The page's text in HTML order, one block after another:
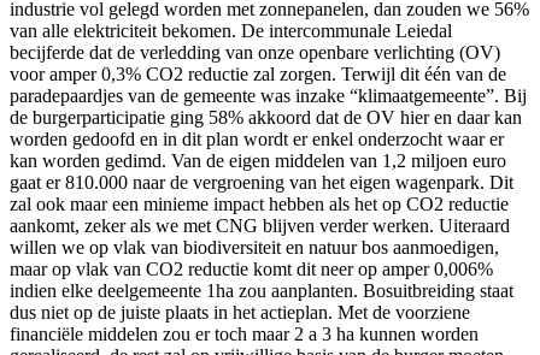
industrie vol gelegd worden met zonnepanelen, dan zouden we 56%
van alle elektriciteit bekomen. De intercommunale Leiedal
becijferde dat de verledding van onze openbare verlichting (OV)
voor amper 0,3% CO2 reductie zal zorgen. Terwijl dit één van de
paradepaardjes van de gemeente was inzake “klimaatgemeente”. Bij
de burgerparticipatie ging 58% akkoord dat de OV hier en daar kan
worden gedoofd en in dit plan wordt er enkel onderzocht waar er
kan worden gedimd. Van de eigen middelen van 1,2 miljoen euro
gaat er 810.000 naar de vergroening van het eigen wagenpark. Dit
zal ook maar een minieme impact hebben als het op CO2 reductie
aankomt, zeker als we met CNG blijven verder werken. Uiteraard
willen we op vlak van biodiversiteit en natuur bos aanmoedigen,
maar op vlak van CO2 reductie komt dit neer op amper 0,006%
indien elke deelgemeente 1ha zou aanplanten. Bosuitbreiding staat
dus niet op de juiste plaats in het actieplan. Met de voorziene
financiële middelen zou er toch maar 2 a 3 ha kunnen worden